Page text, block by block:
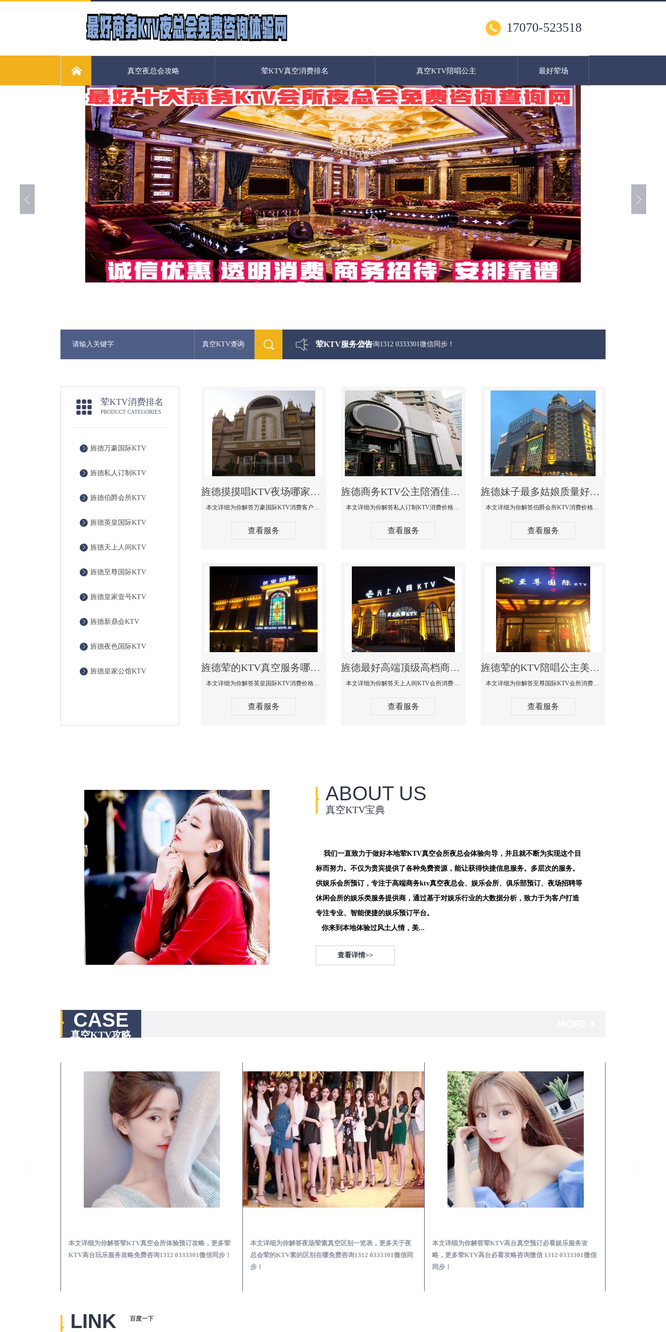
17070-523518
真空夜总会攻略 荤KTV真空消费排名 真空KTV陪唱公主 最好荤场
真空KTV查询 荤KTV服务公告
最新荤KTV真空夜总会免费咨询1312 0333301微信同步！
荤KTV消费排名
PRODUCT CATEGORIES
旌德万豪国际KTV
旌德私人订制KTV
旌德伯爵会所KTV
旌德英皇国际KTV
旌德天上人间KTV
旌德至尊国际KTV
旌德皇家壹号KTV
旌德新鼎会KTV
旌德夜色国际KTV
旌德皇家公馆KTV
旌德摸摸唱KTV夜场哪家好玩开放-万豪国际KTV消费客户点评
本文详细为你解答万豪国际KTV消费客户点评，更多关于摸摸唱KTV夜场哪家好玩开放咨询1312 0333301微信同步！
查看服务
旌德商务KTV公主陪酒佳丽漂亮哪家多-私人订制KTV消费价格口碑点评
本文详细为你解答私人订制KTV消费价格口碑点评，更多关于商务KTV公主陪酒佳丽漂亮哪家多免费咨询1312 0333301微信同步！
查看服务
旌德妹子最多姑娘质量好的真空夜总会KTV-伯爵会所KTV消费点评
本文详细为你解答伯爵会所KTV消费价格点评，更多关于妹子最多姑娘质量好的真空夜总会KTV免费咨询1312 0333301微信同步！
查看服务
旌德荤的KTV真空服务哪家好-英皇国际KTV消费价格口碑点评
本文详细为你解答英皇国际KTV消费价格点评，更多关于荤的KTV真空服务哪家好免费咨询1312 0333301微信同步！
查看服务
旌德最好高端顶级高档商务KTV夜总会-天上人间KTV消费点评
本文详细为你解答天上人间KTV会所消费价格点评，更多关于最好高端顶级高档商务KTV夜总会免费咨询1312 0333301微信同步！
查看服务
旌德荤的KTV陪唱公主美女哪家最多-至尊国际KTV会所消费价格
本文详细为你解答至尊国际KTV会所消费价格点评，更多关于荤的KTV陪唱公主美女哪家最多免费咨询1312 0333301微信同步！
查看服务
ABOUT US
真空KTV宝典
我们一直致力于做好本地荤KTV真空会所夜总会体验向导，并且就不断为实现这个目
标而努力。不仅为贵宾提供了各种免费资源，能让获得快捷信息服务。多层次的服务。
供娱乐会所预订，专注于高端商务ktv真空夜总会、娱乐会所、俱乐部预订、夜场招聘等
休闲会所的娱乐类服务提供商，通过基于对娱乐行业的大数据分析，致力于为客户打造
专注专业、智能便捷的娱乐预订平台。
你来到本地体验过风土人情，美...
查看详情>>
CASE
真空KTV攻略
本文详细为你解答荤KTV真空会所体验预订攻略，更多荤
KTV高台玩乐服务攻略免费咨询1312 0333301微信同步！
本文详细为你解答夜场荤素真空区别一览表，更多关于夜
总会荤的KTV素的区别在哪免费咨询1312 0333301微信同
步！
本文详细为你解答荤KTV高台真空预订必看娱乐服务攻
略，更多荤KTV高台必看攻略咨询微信 1312 0333301微信
同步！
LINK 百度一下